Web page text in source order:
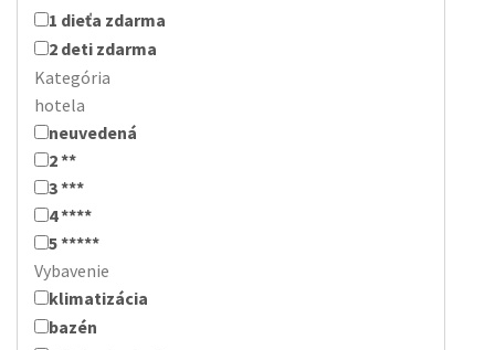
1 dieťa zdarma
2 deti zdarma
Kategória
hotela
neuvedená
2 **
3 ***
4 ****
5 *****
Vybavenie
klimatizácia
bazén